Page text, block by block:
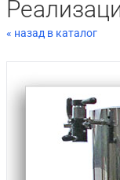
« назад в каталог